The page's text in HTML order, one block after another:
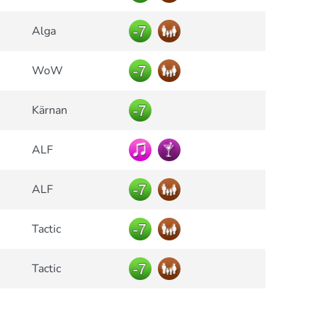
Alga
WoW
Kärnan
ALF
ALF
Tactic
Tactic